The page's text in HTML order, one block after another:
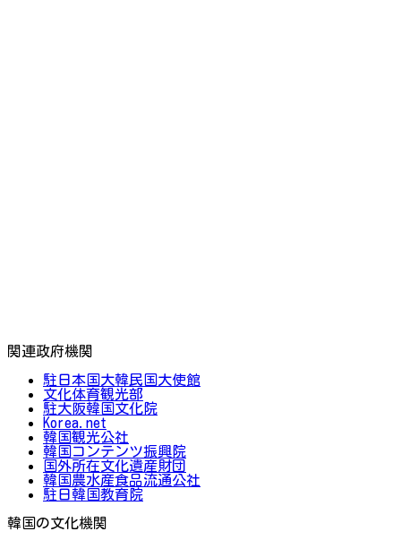
関連政府機関
駐日本国大韓民国大使館
文化体育観光部
駐大阪韓国文化院
Korea.net
韓国観光公社
韓国コンテンツ振興院
国外所在文化遺産財団
韓国農水産食品流通公社
駐日韓国教育院
韓国の文化機関